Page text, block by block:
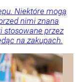
Niektóre mogą
nimi znana
stosowane przez
na zakupach.